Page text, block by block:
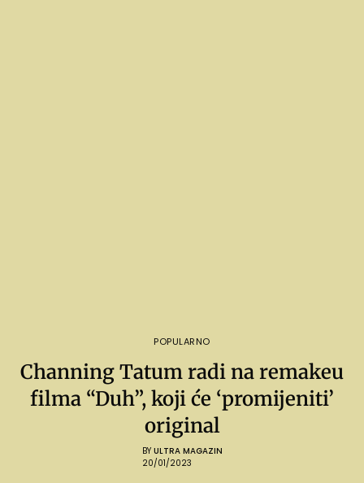
POPULARNO
Channing Tatum radi na remakeu
filma “Duh”, koji će ‘promijeniti’
original
BY ULTRA MAGAZIN
20/01/2023